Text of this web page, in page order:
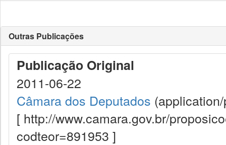
Outras Publicações
Publicação Original
2011-06-22
Câmara dos Deputados
[ http://www.camara.gov.br/
codteor=891953 ]